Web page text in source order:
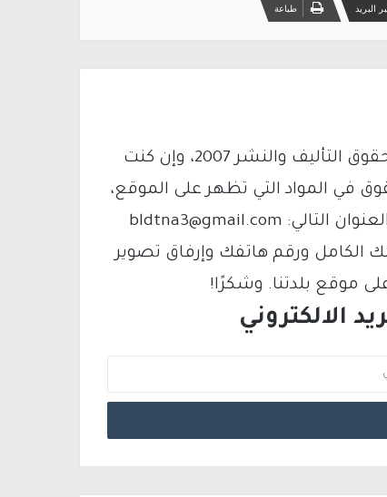
البريد طباعة
يتم الاستخدام المواد وفقًا للمادة 27 أ من قانون حقوق التأليف والنشر 2007، وإن كنت
في المواد التي تظهر على الموقع،
فيمكنك التواصل معنا عبر البريد الإلكتروني على العنوان التالي: bldtna3@gmail.com
الكامل ورقم هاتفك وإرفاق تصوير
موقع بلدتنا. وشكرًا!
الالكتروني